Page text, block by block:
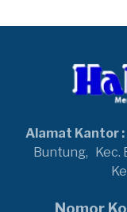
Alamat Kantor :
Buntung, Kec.
Nomor